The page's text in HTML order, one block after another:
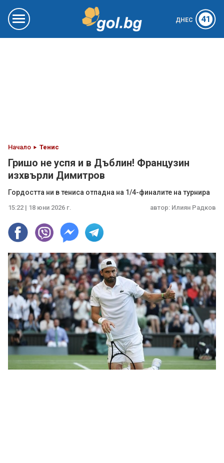
ДНЕС 41
Начало Тенис
Гришо не успя и в Дъблин! Французин
изхвърли Димитров
Гордостта ни в тениса отпадна на 1/4-финалите на турнира
15:22 | 18 юни 2026 г. автор: Илиян Радков